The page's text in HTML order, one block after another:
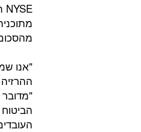
NYSE
"אנו